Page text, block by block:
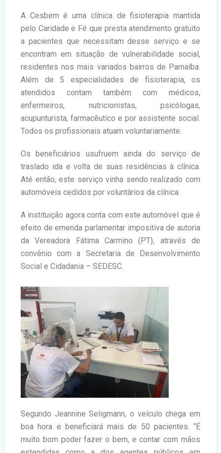
A Cesbem é uma clínica de fisioterapia mantida
pelo Caridade e Fé que presta atendimento gratuito
a pacientes que necessitam desse serviço e se
encontram em situação de vulnerabilidade social,
residentes nos mais variados bairros de Parnaíba.
Além de 5 especialidades de fisioterapia, os
atendidos contam também com médicos,
enfermeiros, nutricionistas, psicólogas,
acupunturista, farmacêutico e por assistente social.
Todos os profissionais atuam voluntariamente.
Os beneficiários usufruem ainda do serviço de
traslado ida e volta de suas residências à clínica.
Até então, este serviço vinha sendo realizado com
automóveis cedidos por voluntários da clínica.
A instituição agora conta com este automóvel que é
efeito de emenda parlamentar impositiva de autoria
da Vereadora Fátima Carmino (PT), através de
convênio com a Secretaria de Desenvolvimento
Social e Cidadania – SEDESC.
Segundo Jeannine Seligmann, o veículo chega em
boa hora e beneficiará mais de 50 pacientes. “É
muito bom poder fazer o bem, e contar com mãos